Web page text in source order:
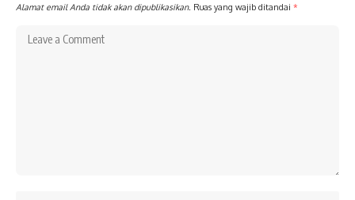
Alamat email Anda tidak akan dipublikasikan. Ruas yang wajib ditandai *